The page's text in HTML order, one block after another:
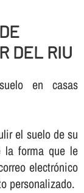
DEL RIU
en casas
el suelo de su
la forma que le
electrónico
personalizado.